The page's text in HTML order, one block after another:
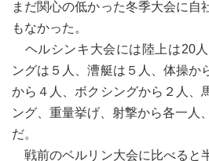
まだ関心の低かった冬季大会に自
もなかった。
ヘルシンキ大会には陸上は20
ングは５人、漕艇は５人、体操か
から４人、ボクシングから２人、
ング、重量挙げ、射撃から各一人
だ。
戦前のベルリン大会に比べると